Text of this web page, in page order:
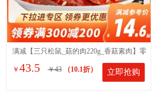
满减【三只松鼠_菇的肉220g_香菇素肉】零
食特产麻辣味即食菌菇类
￥ 43.5 ￥43 （10.1折） 立即抢购